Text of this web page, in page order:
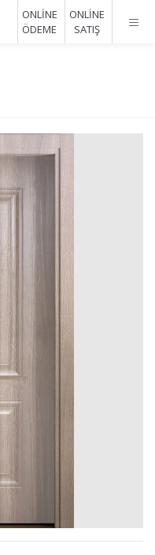
ONLİNE
SATIŞ
ONLİNE
ÖDEME